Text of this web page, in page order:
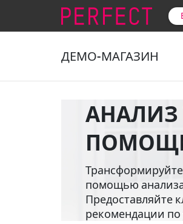
ДЕМО-МАГАЗИН
АНАЛИЗ
помощью анализа
Предоставляйте
рекомендации по